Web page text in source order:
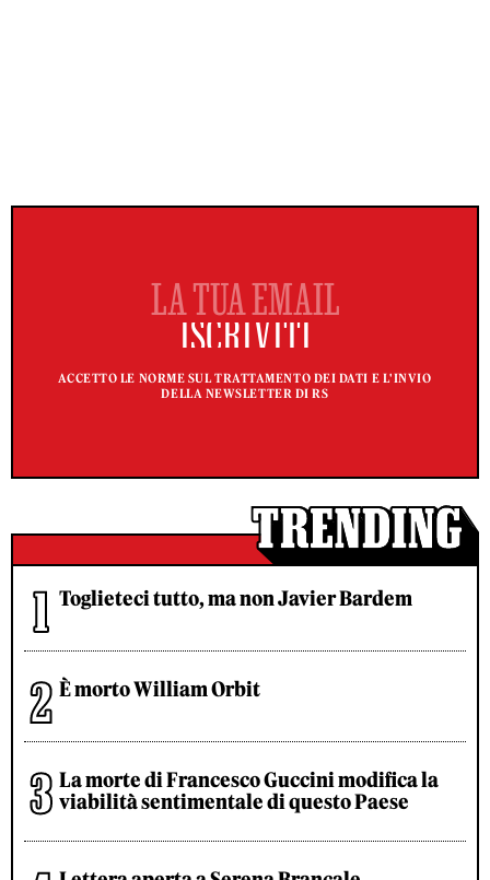
ACCETTO LE NORME SUL TRATTAMENTO DEI DATI E L'INVIO
DELLA NEWSLETTER DI RS
Toglieteci tutto, ma non Javier Bardem
È morto William Orbit
La morte di Francesco Guccini modifica la
viabilità sentimentale di questo Paese